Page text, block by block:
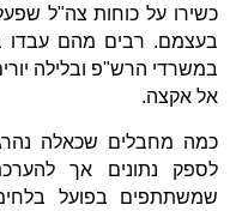
כשירו על כוחות צה"ל
בעצמם. רבים מהם עבדו
במשרדי הרש"פ ובלילה
אל אקצה.
כמה מחבלים שכאלה
שמשתתפים בפועל